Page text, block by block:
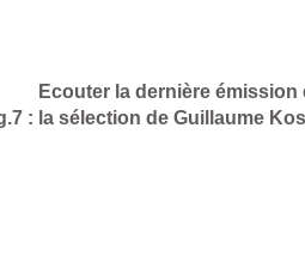
Ecouter la dernière
: la sélection de Guillaume